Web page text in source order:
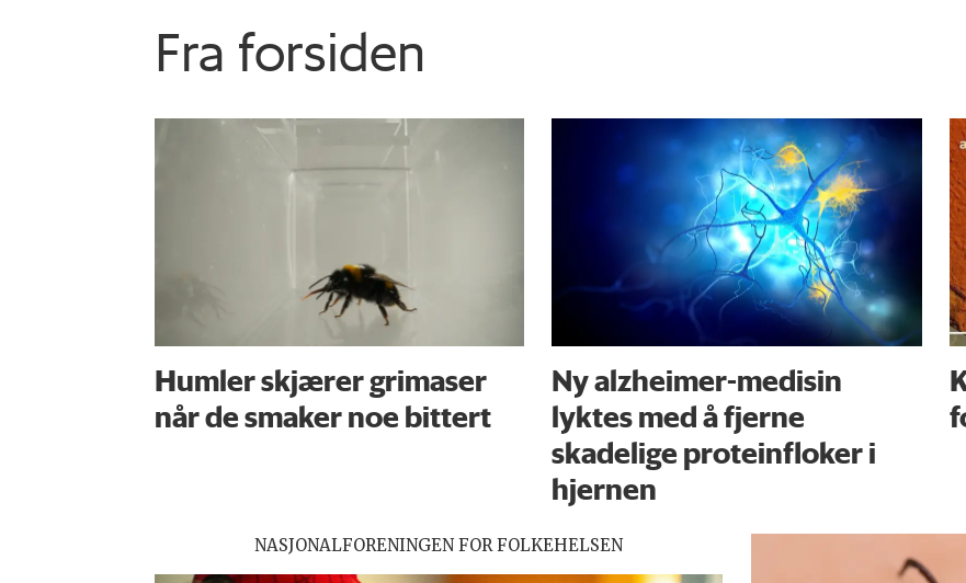
Fra forsiden
Humler skjærer grimaser
når de smaker noe bittert
Ny alzheimer-medisin
lyktes med å fjerne
skadelige proteinfloker i
hjernen
NASJONALFORENINGEN FOR FOLKEHELSEN